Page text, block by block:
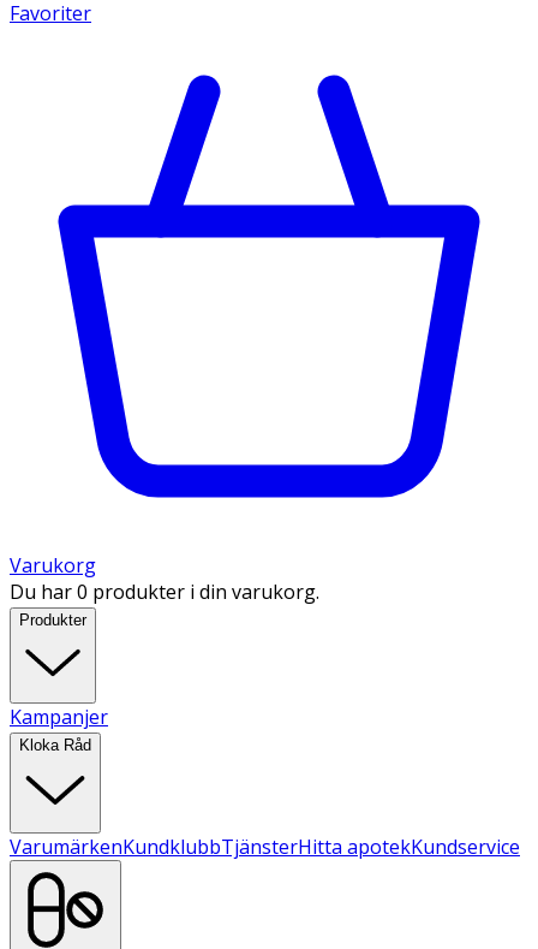
Favoriter
Varukorg
Du har 0 produkter i din varukorg.
Produkter
Kampanjer
Kloka Råd
VarumärkenKundklubbTjänsterHitta apotekKundservice